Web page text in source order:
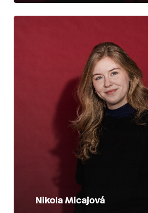
Nikola Micajová